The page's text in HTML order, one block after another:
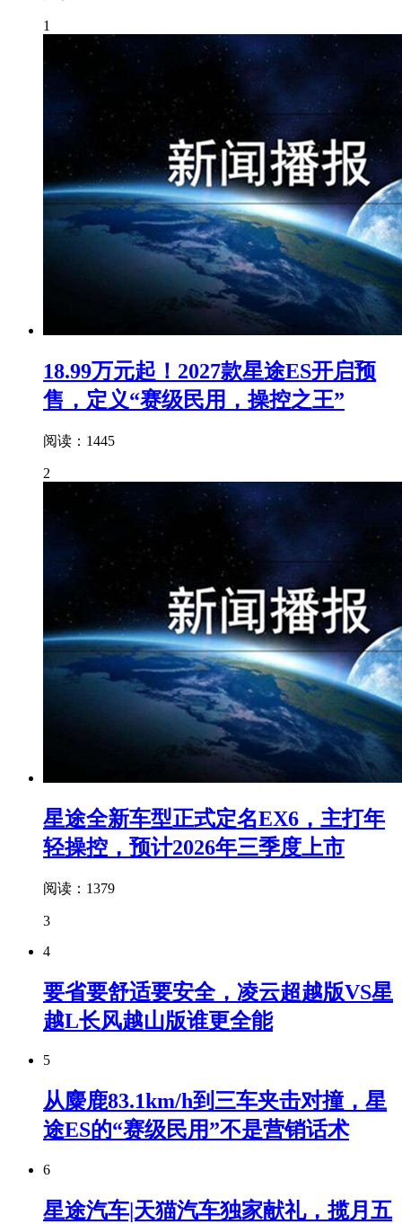
1
18.99万元起！2027款星途ES开启预
售，定义“赛级民用，操控之王”
阅读：1445
2
星途全新车型正式定名EX6，主打年
轻操控，预计2026年三季度上市
阅读：1379
3
4
要省要舒适要安全，凌云超越版VS星
越L长风越山版谁更全能
5
从麋鹿83.1km/h到三车夹击对撞，星
途ES的“赛级民用”不是营销话术
6
星途汽车|天猫汽车独家献礼，揽月五